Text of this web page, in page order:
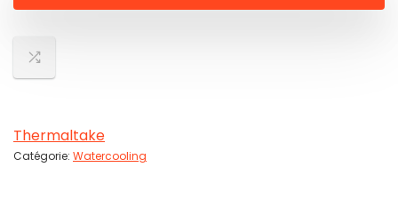
Thermaltake
Catégorie: Watercooling